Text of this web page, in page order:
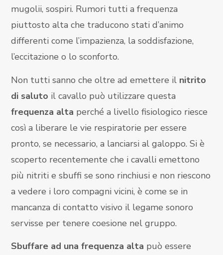
mugolii, sospiri. Rumori tutti a frequenza
piuttosto alta che traducono stati d’animo
differenti come l’impazienza, la soddisfazione,
l’eccitazione o lo sconforto.
Non tutti sanno che oltre ad emettere il nitrito
di saluto il cavallo può utilizzare questa
frequenza alta perché a livello fisiologico riesce
così a liberare le vie respiratorie per essere
pronto, se necessario, a lanciarsi al galoppo. Si è
scoperto recentemente che i cavalli emettono
più nitriti e sbuffi se sono rinchiusi e non riescono
a vedere i loro compagni vicini, è come se in
mancanza di contatto visivo il legame sonoro
servisse per tenere coesione nel gruppo.
Sbuffare ad una frequenza alta può essere